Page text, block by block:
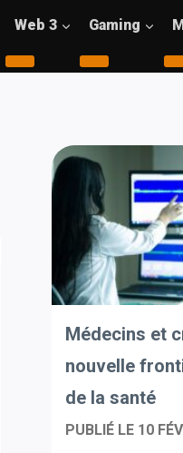
Web 3 Gaming
Médecins et
nouvelle
de la santé
PUBLIÉ LE 10